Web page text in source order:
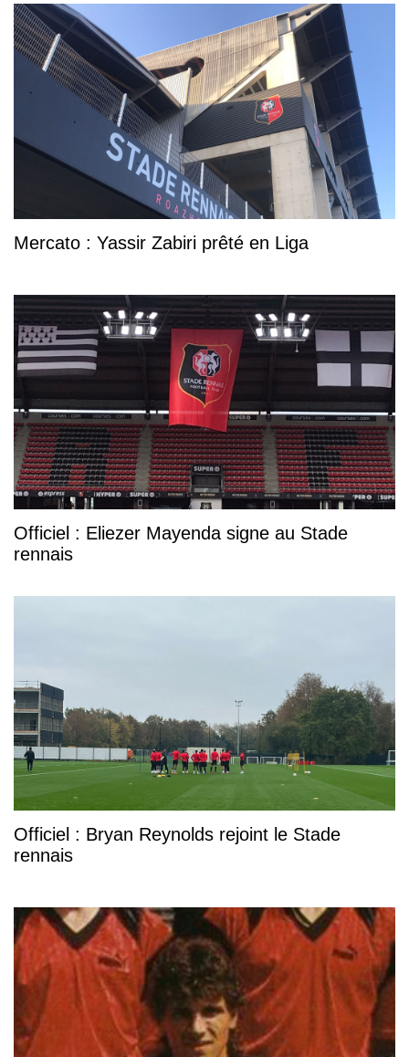
Mercato : Yassir Zabiri prêté en Liga
Officiel : Eliezer Mayenda signe au Stade
rennais
Officiel : Bryan Reynolds rejoint le Stade
rennais